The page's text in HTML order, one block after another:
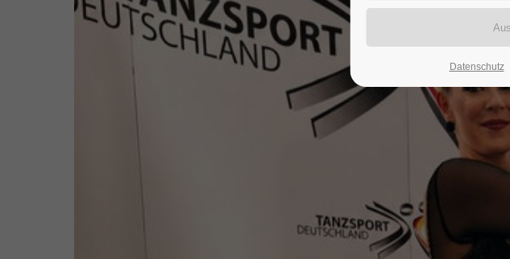
Datenschutz